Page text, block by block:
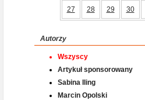
27 28 29 30
Autorzy
Wszyscy
Artykuł sponsorowany
Sabina Iling
Marcin Opolski